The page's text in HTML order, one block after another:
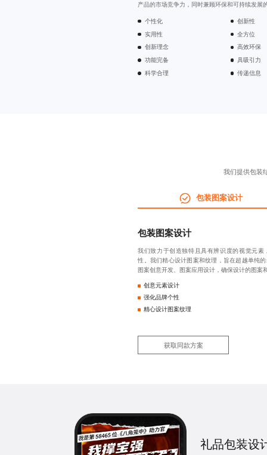
产品的市场竞争力，同时兼顾环保和可持续发展
个性化
创新性
实用性
全方位
创新理念
高效环保
功能完备
具吸引力
科学合理
传递信息
我们提供包装
包装图案设计
包装图案设计
我们致力于创造独特且具有辨识度的视觉元素
性。我们精心设计图案和纹理，旨在超越单纯
图案创意开发、图案应用设计，确保设计的图案
创意元素设计
强化品牌个性
精心设计图案纹理
获取同款方案
礼品包装设